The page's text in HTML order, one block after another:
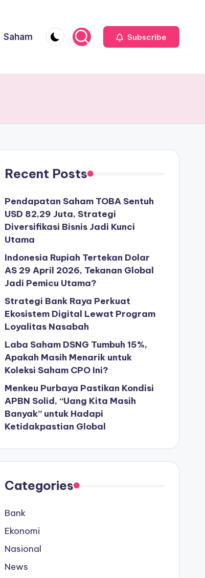
Saham Subscribe
Recent Posts
Pendapatan Saham TOBA Sentuh
USD 82,29 Juta, Strategi
Diversifikasi Bisnis Jadi Kunci
Utama
Indonesia Rupiah Tertekan Dolar
AS 29 April 2026, Tekanan Global
Jadi Pemicu Utama?
Strategi Bank Raya Perkuat
Ekosistem Digital Lewat Program
Loyalitas Nasabah
Laba Saham DSNG Tumbuh 15%,
Apakah Masih Menarik untuk
Koleksi Saham CPO Ini?
Menkeu Purbaya Pastikan Kondisi
APBN Solid, “Uang Kita Masih
Banyak” untuk Hadapi
Ketidakpastian Global
Categories
Bank
Ekonomi
Nasional
News